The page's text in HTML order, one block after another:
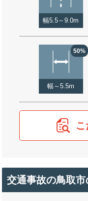
幅5.5～9.0m
50%
幅～5.5m
交通事故の鳥取